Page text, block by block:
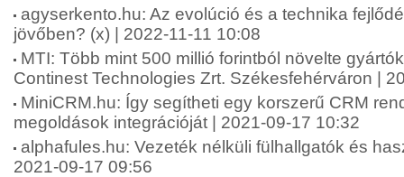
agyserkento.hu: Az evolúció és a technika
jövőben? (x) | 2022-11-11 10:08
MTI: Több mint 500 millió forintból növelte
Continest Technologies Zrt. Székesfehérváron |
MiniCRM.hu: Így segítheti egy korszerű CRM
megoldások integrációját | 2021-09-17 10:32
alphafules.hu: Vezeték nélküli fülhallgatók és
2021-09-17 09:56